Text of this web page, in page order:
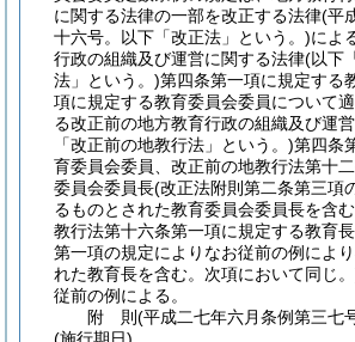
に関する法律の一部を改正する法律(平
十六号。以下「改正法」という。)によ
行政の組織及び運営に関する法律(以下
法」という。)第四条第一項に規定する
項に規定する教育委員会委員について
る改正前の地方教育行政の組織及び運
「改正前の地教行法」という。)第四条
育委員会委員、改正前の地教行法第十
委員会委員長(改正法附則第二条第三項
るものとされた教育委員会委員長を含
教行法第十六条第一項に規定する教育長
第一項の規定によりなお従前の例によ
れた教育長を含む。次項において同じ
従前の例による。
附 則(平成二七年六月条例第三七